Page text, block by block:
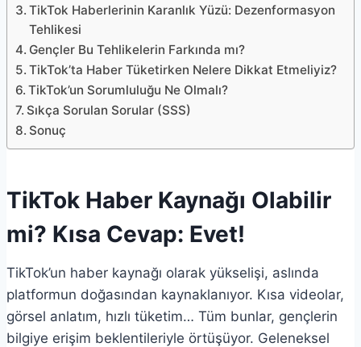
TikTok Haberlerinin Karanlık Yüzü: Dezenformasyon
Tehlikesi
Gençler Bu Tehlikelerin Farkında mı?
TikTok’ta Haber Tüketirken Nelere Dikkat Etmeliyiz?
TikTok’un Sorumluluğu Ne Olmalı?
Sıkça Sorulan Sorular (SSS)
Sonuç
TikTok Haber Kaynağı Olabilir
mi? Kısa Cevap: Evet!
TikTok’un haber kaynağı olarak yükselişi, aslında
platformun doğasından kaynaklanıyor. Kısa videolar,
görsel anlatım, hızlı tüketim… Tüm bunlar, gençlerin
bilgiye erişim beklentileriyle örtüşüyor. Geleneksel